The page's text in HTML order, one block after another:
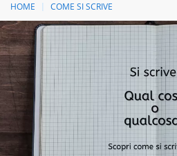
HOME COME SI SCRIVE